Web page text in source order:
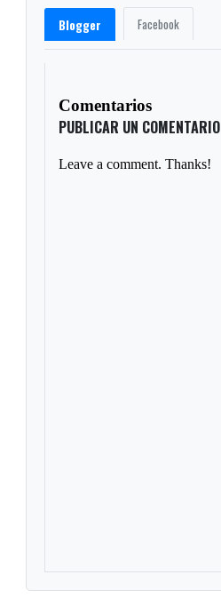
Blogger Facebook
Comentarios
PUBLICAR UN COMENTARIO
Leave a comment. Thanks!